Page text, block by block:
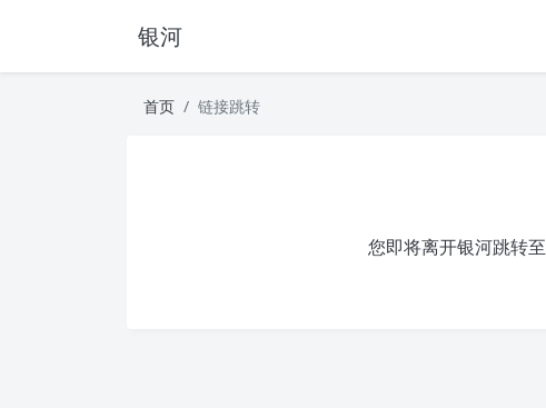
银河
首页 链接跳转
您即将离开银河跳转至